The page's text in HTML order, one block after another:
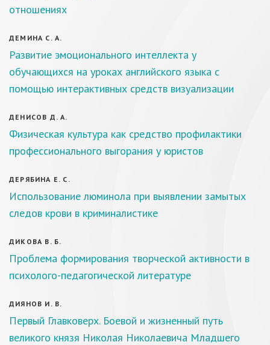
отношениях
ДЕМИНА С. А.
Развитие эмоционального интеллекта у
обучающихся на уроках английского языка с
помощью интерактивных средств визуализации
ДЕНИСОВ Д. А.
Физическая культура как средство профилактики
профессионального выгорания у юристов
ДЕРЯБИНА Е. С.
Использование люминола при выявлении замытых
следов крови в криминалистике
ДИКОВА В. Б.
Проблема формирования творческой активности в
психолого-педагогической литературе
ДИЯНОВ И. В.
Первый Главковерх. Боевой и жизненный путь
великого князя Николая Николаевича Младшего